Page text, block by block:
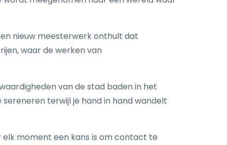
nieuw meesterwerk onthult dat
waar de werken van
van de stad baden in het
terwijl je hand in hand wandelt
elk moment een kans is om contact te